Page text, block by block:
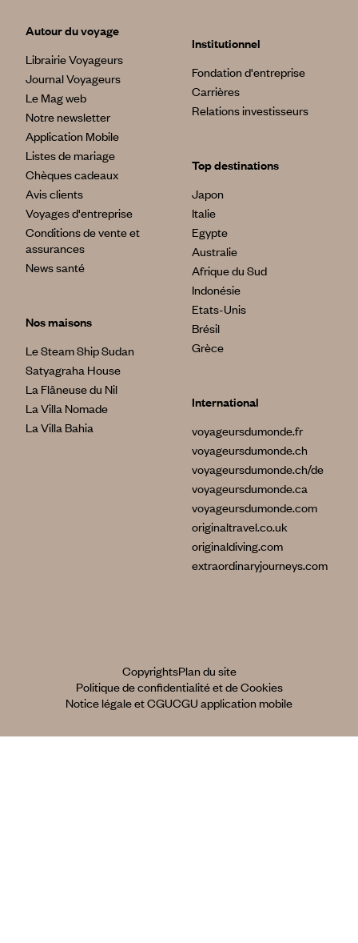
Autour du voyage
Librairie Voyageurs
Journal Voyageurs
Le Mag web
Notre newsletter
Application Mobile
Listes de mariage
Chèques cadeaux
Avis clients
Voyages d'entreprise
Conditions de vente et
assurances
News santé
Nos maisons
Le Steam Ship Sudan
Satyagraha House
La Flâneuse du Nil
La Villa Nomade
La Villa Bahia
Institutionnel
Fondation d'entreprise
Carrières
Relations investisseurs
Top destinations
Japon
Italie
Egypte
Australie
Afrique du Sud
Indonésie
Etats-Unis
Brésil
Grèce
International
voyageursdumonde.fr
voyageursdumonde.ch
voyageursdumonde.ch/de
voyageursdumonde.ca
voyageursdumonde.com
originaltravel.co.uk
originaldiving.com
extraordinaryjourneys.com
CopyrightsPlan du site
Politique de confidentialité et de Cookies
Notice légale et CGUCGU application mobile